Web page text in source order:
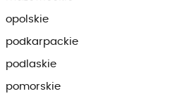
opolskie
podkarpackie
podlaskie
pomorskie